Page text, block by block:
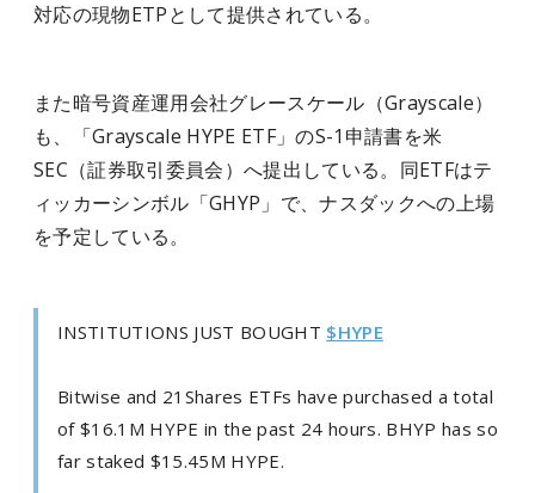
対応の現物ETPとして提供されている。
また暗号資産運用会社グレースケール（Grayscale）
も、「Grayscale HYPE ETF」のS-1申請書を米
SEC（証券取引委員会）へ提出している。同ETFはテ
ィッカーシンボル「GHYP」で、ナスダックへの上場
を予定している。
INSTITUTIONS JUST BOUGHT $HYPE
Bitwise and 21Shares ETFs have purchased a total
of $16.1M HYPE in the past 24 hours. BHYP has so
far staked $15.45M HYPE.